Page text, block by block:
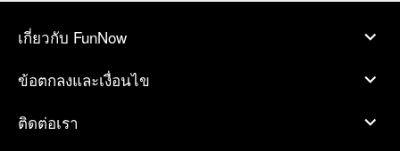
เกี่ยวกับ FunNow
ข้อตกลงและเงื่อนไข
ติดต่อเรา